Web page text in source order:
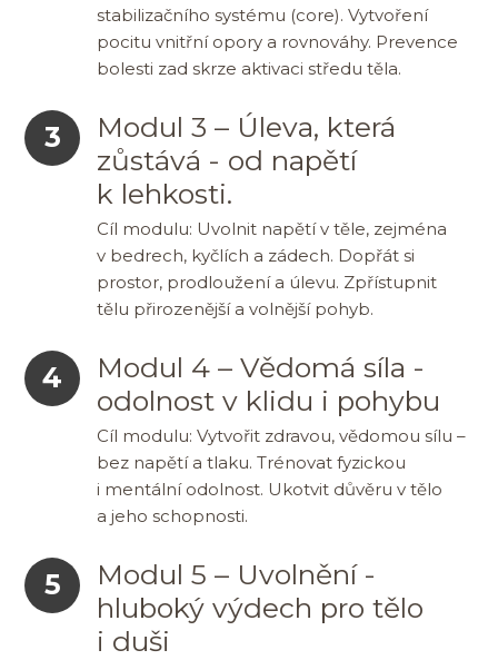
stabilizačního systému (core). Vytvoření
pocitu vnitřní opory a rovnováhy. Prevence
bolesti zad skrze aktivaci středu těla.
3
Modul 3 – Úleva, která
zůstává - od napětí
k lehkosti.
Cíl modulu: Uvolnit napětí v těle, zejména
v bedrech, kyčlích a zádech. Dopřát si
prostor, prodloužení a úlevu. Zpřístupnit
tělu přirozenější a volnější pohyb.
4
Modul 4 – Vědomá síla -
odolnost v klidu i pohybu
Cíl modulu: Vytvořit zdravou, vědomou sílu –
bez napětí a tlaku. Trénovat fyzickou
i mentální odolnost. Ukotvit důvěru v tělo
a jeho schopnosti.
5
Modul 5 – Uvolnění -
hluboký výdech pro tělo
i duši